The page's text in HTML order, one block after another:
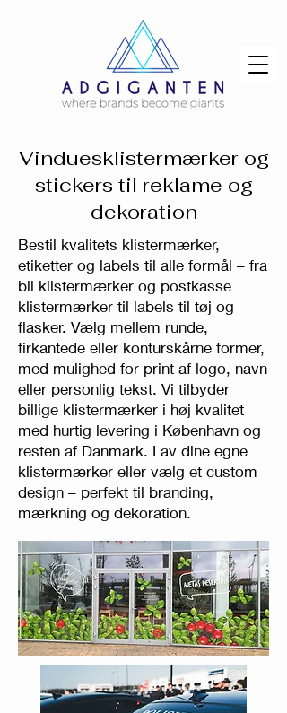
Vinduesklistermærker og
stickers til reklame og
dekoration
​Bestil kvalitets klistermærker,
etiketter og labels til alle formål – fra
bil klistermærker og postkasse
klistermærker til labels til tøj og
flasker. Vælg mellem runde,
firkantede eller konturskårne former,
med mulighed for print af logo, navn
eller personlig tekst. Vi tilbyder
billige klistermærker i høj kvalitet
med hurtig levering i København og
resten af Danmark. Lav dine egne
klistermærker eller vælg et custom
design – perfekt til branding,
mærkning og dekoration.